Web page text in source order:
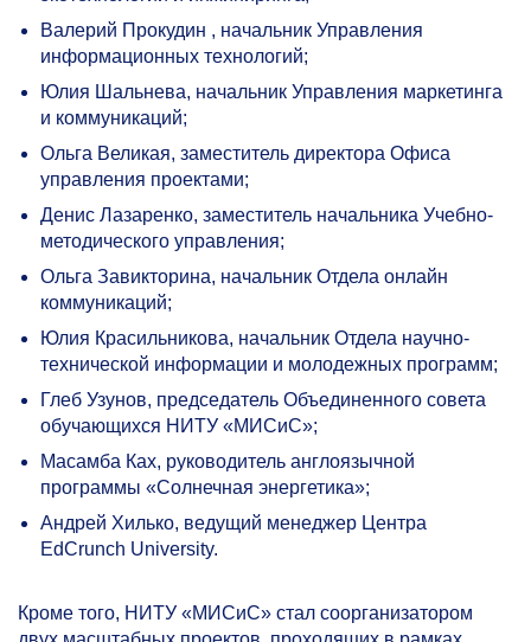
Валерий Прокудин , начальник Управления
информационных технологий;
Юлия Шальнева, начальник Управления маркетинга
и коммуникаций;
Ольга Великая, заместитель директора Офиса
управления проектами;
ДенисЛазаренко, заместитель начальника Учебно-
методического управления;
ОльгаЗавикторина, начальник Отдела онлайн
коммуникаций;
Юлия Красильникова, начальник Отдела научно-
технической информации и молодежных программ;
ГлебУзунов, председатель Объединенного совета
обучающихся НИТУ «МИСиС»;
Масамба Ках, руководитель англоязычной
программы «Солнечная энергетика»;
Андрей Хилько, ведущий менеджер Центра
EdCrunch University.
Кроме того, НИТУ «МИСиС» стал соорганизатором